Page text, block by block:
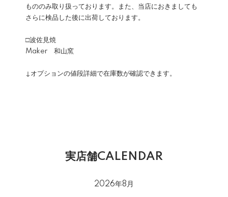
もののみ取り扱っております。また、当店におきましても
さらに検品した後に出荷しております。
□波佐見焼
Maker 和山窯
↓オプションの値段詳細で在庫数が確認できます。
実店舗CALENDAR
2026年8月